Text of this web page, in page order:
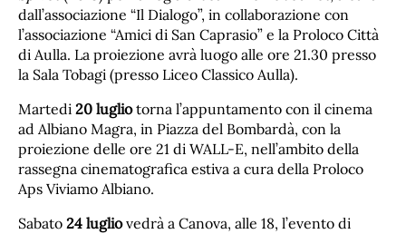
dall’associazione “Il Dialogo”, in collaborazione con
l’associazione “Amici di San Caprasio” e la Proloco Città
di Aulla. La proiezione avrà luogo alle ore 21.30 presso
la Sala Tobagi (presso Liceo Classico Aulla).
Martedi 20 lugliotorna l’appuntamento con il cinema
ad Albiano Magra, in Piazza del Bombardà, con la
proiezione delle ore 21 di WALL-E, nell’ambito della
rassegna cinematografica estiva a cura della Proloco
Aps Viviamo Albiano.
Sabato 24 lugliovedrà a Canova, alle 18, l’evento di